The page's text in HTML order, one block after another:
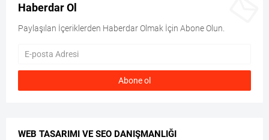
Haberdar Ol
Paylaşılan İçeriklerden Haberdar Olmak İçin Abone Olun.
WEB TASARIMI VE SEO DANIŞMANLIĞI